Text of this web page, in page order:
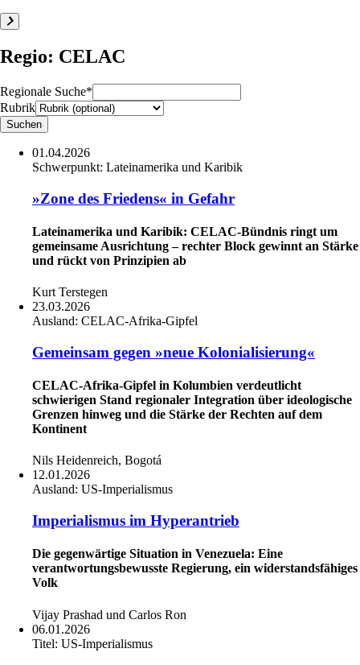
Regio: CELAC
Regionale Suche*
Rubrik
01.04.2026
Schwerpunkt: Lateinamerika und Karibik
»Zone des Friedens« in Gefahr
Lateinamerika und Karibik: CELAC-Bündnis ringt um
gemeinsame Ausrichtung – rechter Block gewinnt an Stärke
und rückt von Prinzipien ab
Kurt Terstegen
23.03.2026
Ausland: CELAC-Afrika-Gipfel
Gemeinsam gegen »neue Kolonialisierung«
CELAC-Afrika-Gipfel in Kolumbien verdeutlicht
schwierigen Stand regionaler Integration über ideologische
Grenzen hinweg und die Stärke der Rechten auf dem
Kontinent
Nils Heidenreich, Bogotá
12.01.2026
Ausland: US-Imperialismus
Imperialismus im Hyperantrieb
Die gegenwärtige Situation in Venezuela: Eine
verantwortungsbewusste Regierung, ein widerstandsfähiges
Volk
Vijay Prashad und Carlos Ron
06.01.2026
Titel: US-Imperialismus